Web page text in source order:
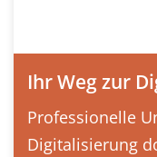
Ihr Weg zur
Professionelle
Digitalisierung